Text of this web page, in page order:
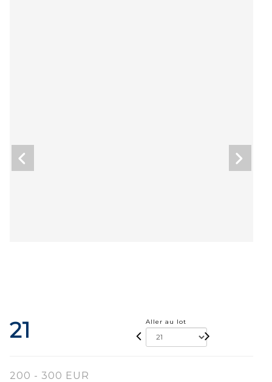
21 Aller au lot
200 - 300 EUR